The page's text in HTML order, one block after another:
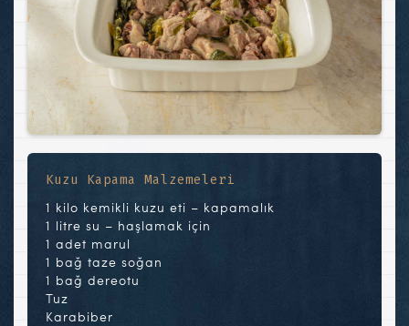
Kuzu Kapama Malzemeleri
1 kilo kemikli kuzu eti – kapamalık
1 litre su – haşlamak için
1 adet marul
1 bağ taze soğan
1 bağ dereotu
Tuz
Karabiber